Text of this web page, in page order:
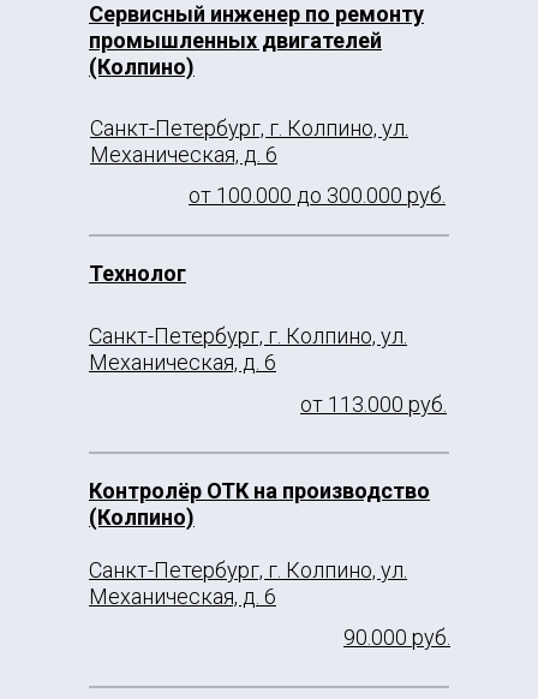
Сервисный инженер по ремонту
промышленных двигателей
(Колпино)
Санкт-Петербург, г. Колпино, ул.
Механическая, д. 6
от 100.000 до 300.000 руб.
Технолог
Санкт-Петербург, г. Колпино, ул.
Механическая, д. 6
от 113.000 руб.
Контролёр ОТК на производство
(Колпино)
Санкт-Петербург, г. Колпино, ул.
Механическая, д. 6
90.000 руб.